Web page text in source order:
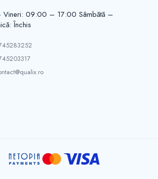
Vineri: 09:00 – 17:00 Sâmbătă –
Închis